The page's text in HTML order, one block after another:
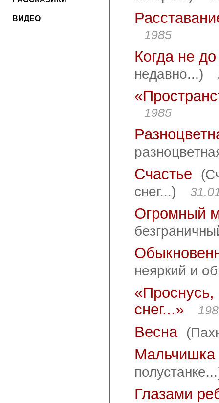
ВИДЕО
1985
Когда не
недавно...)
1985
Счастье
снег...)
Огромный
неяркий и
«Проснусь,
снег...»
Весна
Мальчишка
Глазами